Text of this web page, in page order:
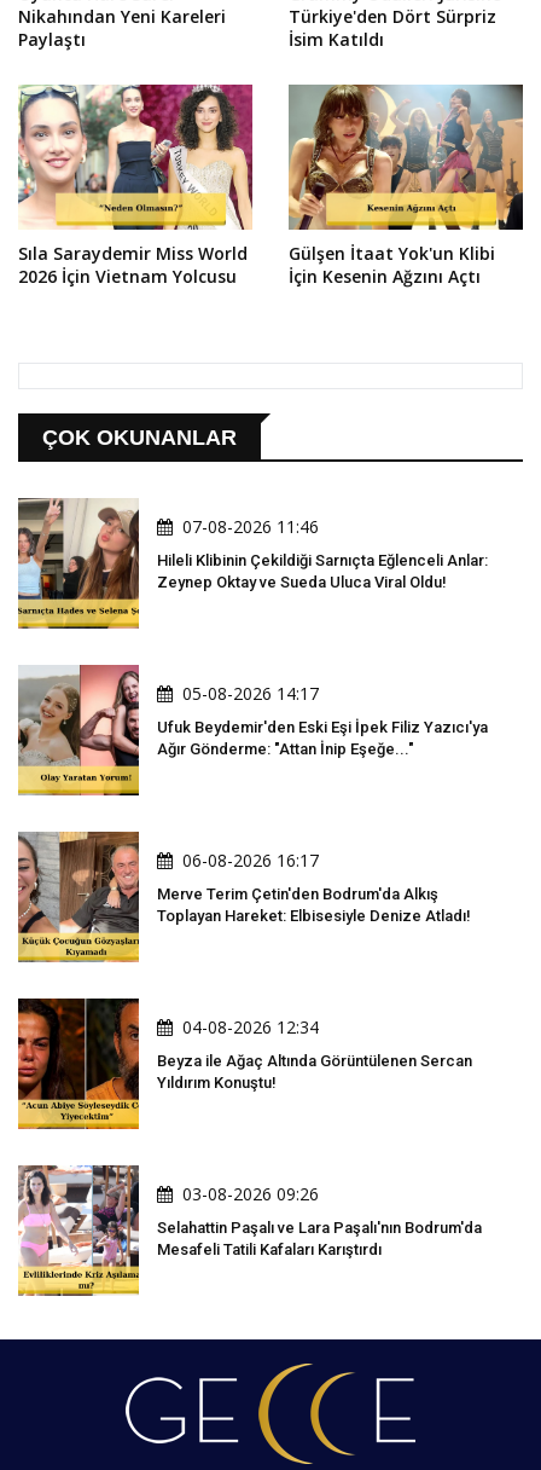
Nikahından Yeni Kareleri
Paylaştı
Türkiye'den Dört Sürpriz
İsim Katıldı
Sıla Saraydemir Miss World
2026 İçin Vietnam Yolcusu
Gülşen İtaat Yok'un Klibi
İçin Kesenin Ağzını Açtı
ÇOK OKUNANLAR
07-08-2026 11:46
Hileli Klibinin Çekildiği Sarnıçta Eğlenceli Anlar:
Zeynep Oktay ve Sueda Uluca Viral Oldu!
05-08-2026 14:17
Ufuk Beydemir'den Eski Eşi İpek Filiz Yazıcı'ya
Ağır Gönderme: "Attan İnip Eşeğe..."
06-08-2026 16:17
Merve Terim Çetin'den Bodrum'da Alkış
Toplayan Hareket: Elbisesiyle Denize Atladı!
04-08-2026 12:34
Beyza ile Ağaç Altında Görüntülenen Sercan
Yıldırım Konuştu!
03-08-2026 09:26
Selahattin Paşalı ve Lara Paşalı'nın Bodrum'da
Mesafeli Tatili Kafaları Karıştırdı